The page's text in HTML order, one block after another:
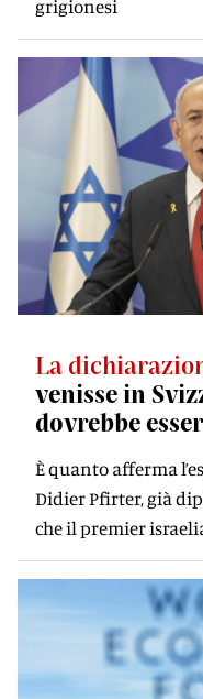
grigionesi
La
venisse in
dovrebbe
È quanto afferma
Didier Pfirter, già
che il premier